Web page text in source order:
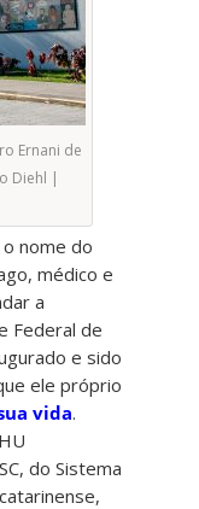
Ernani de
Diehl |
nome do
médico e
a
Federal de
e sido
ele próprio
vida.
do Sistema